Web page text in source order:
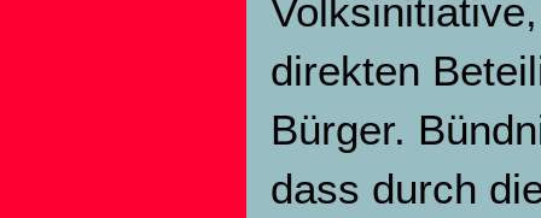
direkten
Bürger.
dass durch